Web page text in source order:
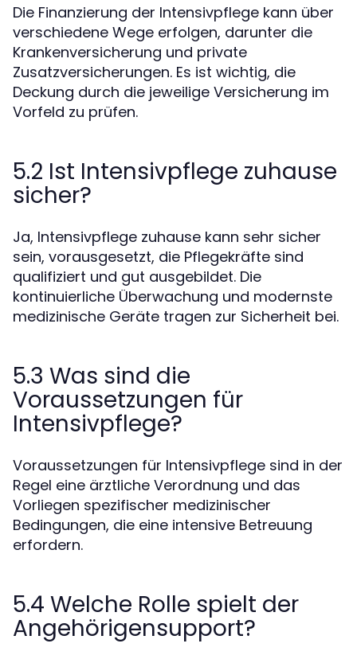
Die Finanzierung der Intensivpflege kann über
verschiedene Wege erfolgen, darunter die
Krankenversicherung und private
Zusatzversicherungen. Es ist wichtig, die
Deckung durch die jeweilige Versicherung im
Vorfeld zu prüfen.
5.2 Ist Intensivpflege zuhause
sicher?
Ja, Intensivpflege zuhause kann sehr sicher
sein, vorausgesetzt, die Pflegekräfte sind
qualifiziert und gut ausgebildet. Die
kontinuierliche Überwachung und modernste
medizinische Geräte tragen zur Sicherheit bei.
5.3 Was sind die
Voraussetzungen für
Intensivpflege?
Voraussetzungen für Intensivpflege sind in der
Regel eine ärztliche Verordnung und das
Vorliegen spezifischer medizinischer
Bedingungen, die eine intensive Betreuung
erfordern.
5.4 Welche Rolle spielt der
Angehörigensupport?